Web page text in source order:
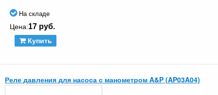
На складе
Цена:17 руб.
Купить
Реле давления для насоса с манометром A&P (AP03A04)